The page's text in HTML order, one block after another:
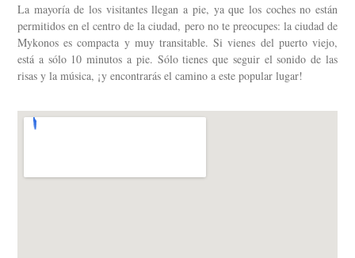
La mayoría de los visitantes llegan a pie, ya que los coches no están
permitidos en el centro de la ciudad, pero no te preocupes: la ciudad de
Mykonos es compacta y muy transitable. Si vienes del puerto viejo,
está a sólo 10 minutos a pie. Sólo tienes que seguir el sonido de las
risas y la música, ¡y encontrarás el camino a este popular lugar!